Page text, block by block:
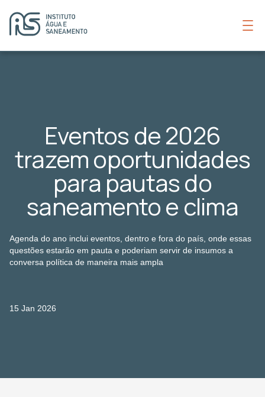
Eventos de 2026
trazem oportunidades
para pautas do
saneamento e clima
Agenda do ano inclui eventos, dentro e fora do país, onde essas
questões estarão em pauta e poderiam servir de insumos a
conversa política de maneira mais ampla
15 Jan 2026